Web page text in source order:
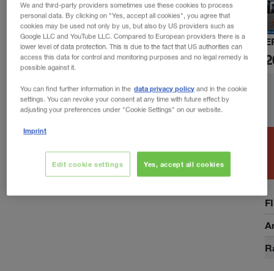
We and third-party providers sometimes use these cookies to process
personal data. By clicking on "Yes, accept all cookies", you agree that
cookies may be used not only by us, but also by US providers such as
Google LLC and YouTube LLC. Compared to European providers there is a
lower level of data protection. This is due to the fact that US authorities can
access this data for control and monitoring purposes and no legal remedy is
possible against it.
You can find further information in the data privacy policy and in the cookie
settings. You can revoke your consent at any time with future effect by
adjusting your preferences under "Cookie Settings" on our website.
Imprint
Yes, accept all cookies
Edit cookie settings